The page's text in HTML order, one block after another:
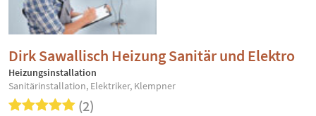
Dirk Sawallisch Heizung Sanitär und Elektro
Heizungsinstallation
Sanitärinstallation, Elektriker, Klempner
(2)